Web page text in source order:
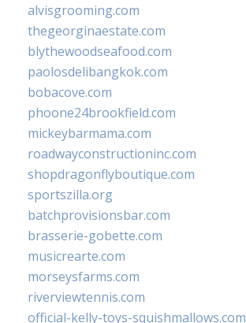
alvisgrooming.com
thegeorginaestate.com
blythewoodseafood.com
paolosdelibangkok.com
bobacove.com
phoone24brookfield.com
mickeybarmama.com
roadwayconstructioninc.com
shopdragonflyboutique.com
sportszilla.org
batchprovisionsbar.com
brasserie-gobette.com
musicrearte.com
morseysfarms.com
riverviewtennis.com
official-kelly-toys-squishmallows.com